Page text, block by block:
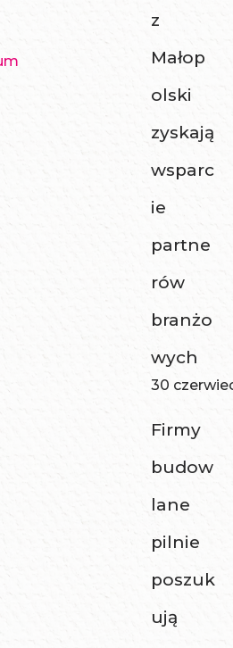
z
Małop
olski
zyskają
wsparc
ie
partne
rów
branżo
wych
30
Firmy
budow
lane
pilnie
poszuk
ują